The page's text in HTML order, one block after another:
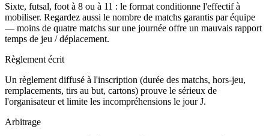
Sixte, futsal, foot à 8 ou à 11 : le format conditionne l'effectif à
mobiliser. Regardez aussi le nombre de matchs garantis par équipe
— moins de quatre matchs sur une journée offre un mauvais rapport
temps de jeu / déplacement.
Règlement écrit
Un règlement diffusé à l'inscription (durée des matchs, hors-jeu,
remplacements, tirs au but, cartons) prouve le sérieux de
l'organisateur et limite les incompréhensions le jour J.
Arbitrage